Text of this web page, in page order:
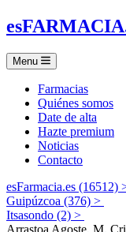
esFARMACIA
Menu
Farmacias
Quiénes somos
Date de alta
Hazte premium
Noticias
Contacto
esFarmacia.es (16512)
Guipúzcoa (376) >
Itsasondo (2) >
Arrastoa Agoste, M.